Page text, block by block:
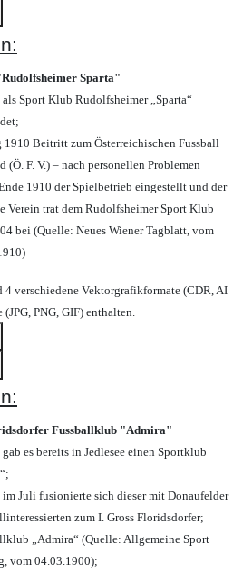
Sparta"
als Sport Klub Rudolfsheimer „Sparta“
1910 Beitritt zum Österreichischen Fussball
(Ö. F. V.) – nach personellen Problemen
1910 der Spielbetrieb eingestellt und der
Verein trat dem Rudolfsheimer Sport Klub
bei (Quelle: Neues Wiener Tagblatt, vom
verschiedene Vektorgrafikformate (CDR, AI
PNG, GIF) enthalten.
Fussballklub "Admira"
es bereits in Jedlesee einen Sportklub
im Juli fusionierte sich dieser mit Donaufelder
zum I. Gross Floridsdorfer;
„Admira“ (Quelle: Allgemeine Sport
vom 04.03.1900);